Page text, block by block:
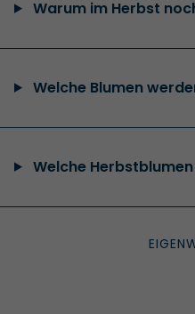
Warum im Herbst
Welche Blumen
Welche